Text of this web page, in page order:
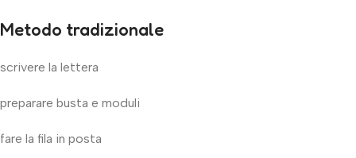
Metodo tradizionale
scrivere la lettera
preparare busta e moduli
fare la fila in posta